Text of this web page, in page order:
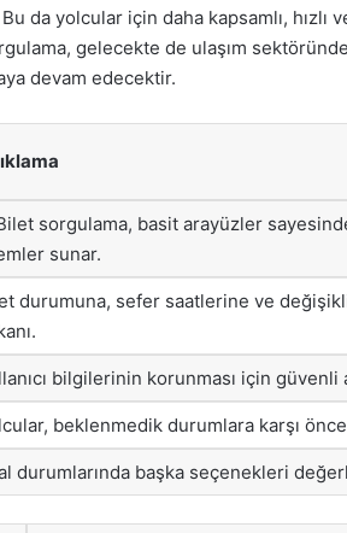
da yolcular için daha kapsamlı, hızlı
gelecekte de ulaşım
devam edecektir.
sorgulama, basit arayüzler
sunar.
durumuna, sefer saatlerine ve
bilgilerinin korunması için güvenli
beklenmedik durumlara karşı
durumlarında başka seçenekleri